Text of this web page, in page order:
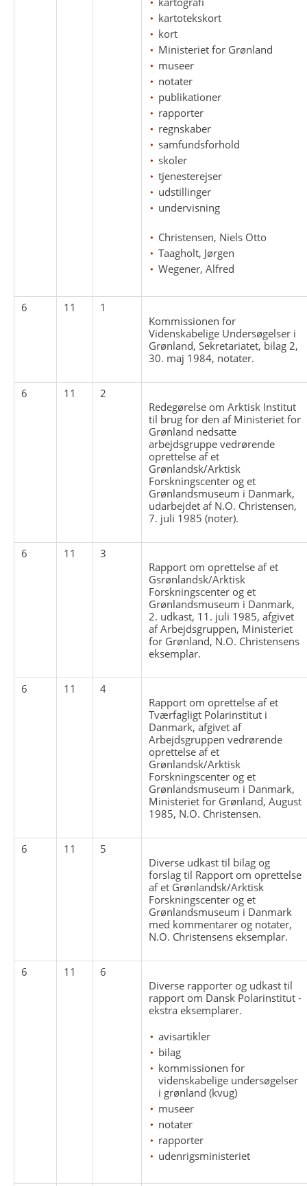
kartotekskort
kort
Ministeriet for Grønland
museer
notater
publikationer
rapporter
regnskaber
samfundsforhold
skoler
tjenesterejser
udstillinger
undervisning
Christensen, Niels Otto
Taagholt, Jørgen
Wegener, Alfred
6 11
1
Kommissionen for
Videnskabelige Undersøgelser i
Grønland, Sekretariatet, bilag 2,
30. maj 1984, notater.
6 11
2
Redegørelse om Arktisk Institut
til brug for den af Ministeriet for
Grønland nedsatte
arbejdsgruppe vedrørende
oprettelse af et
Grønlandsk/Arktisk
Forskningscenter og et
Grønlandsmuseum i Danmark,
udarbejdet af N.O. Christensen,
7. juli 1985 (noter).
6 11
3
Rapport om oprettelse af et
Gsrønlandsk/Arktisk
Forskningscenter og et
Grønlandsmuseum i Danmark,
2. udkast, 11. juli 1985, afgivet
af Arbejdsgruppen, Ministeriet
for Grønland, N.O. Christensens
eksemplar.
6 11
4
Rapport om oprettelse af et
Tværfagligt Polarinstitut i
Danmark, afgivet af
Arbejdsgruppen vedrørende
oprettelse af et
Grønlandsk/Arktisk
Forskningscenter og et
Grønlandsmuseum i Danmark,
Ministeriet for Grønland, August
1985, N.O. Christensen.
6 11
5
Diverse udkast til bilag og
forslag til Rapport om oprettelse
af et Grønlandsk/Arktisk
Forskningscenter og et
Grønlandsmuseum i Danmark
med kommentarer og notater,
N.O. Christensens eksemplar.
6 11
6
Diverse rapporter og udkast til
rapport om Dansk Polarinstitut -
ekstra eksemplarer.
avisartikler
bilag
kommissionen for
videnskabelige undersøgelser
i grønland (kvug)
museer
notater
rapporter
udenrigsministeriet